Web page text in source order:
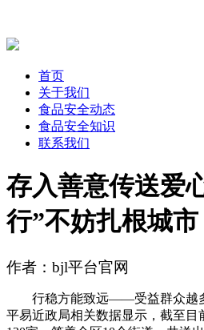
首页
关于我们
食品安全动态
食品安全知识
联系我们
存入善意传送爱
行”不妨扎根城市
作者：bjl平台官网
行稳方能致远——受益群众越多
平易近政局相关数据显示，截至目